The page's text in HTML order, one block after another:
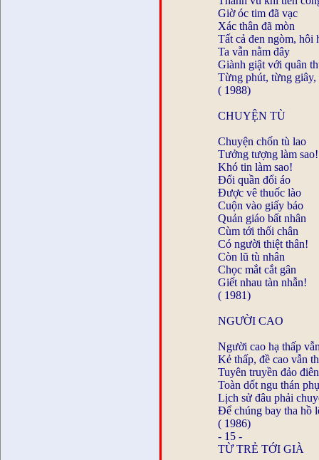
Giờ óc tim đã vạc
Xác thân đã mòn
Tất cả đen ngòm, hôi
Ta vẫn nằm đây
Giành giật với quân
Từng phút, từng
( 1988)
CHUYỆN TÙ
Chuyện chốn tù lao
Tưởng tượng làm sao!
Khó tin làm sao!
Đổi quần đổi áo
Được vê thuốc lào
Cuộn vào giấy báo
Quản giáo bất nhân
Cùm tới thối chân
Có người thiệt thân!
Còn lũ tù nhân
Chọc mắt cắt gân
Giết nhau tàn nhẫn!
( 1981)
NGƯỜI CAO
Người cao hạ thấp
Kẻ thấp, đề cao vẫn
Tuyên truyền đảo
Toàn dốt ngu thán
Lịch sử đâu phải
Để chúng bay tha hồ
( 1986)
- 15 -
TỪ TRẺ TỚI GIÀ